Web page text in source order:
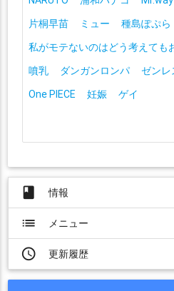
片桐早苗
ミュー 種島ぽぷら
私がモテないのはどう考えても
噴乳
ダンガンロンパ
ゼン
One PIECE
妊娠 ゲイ
book 情報
list
メニュー
access_time
更新履歴